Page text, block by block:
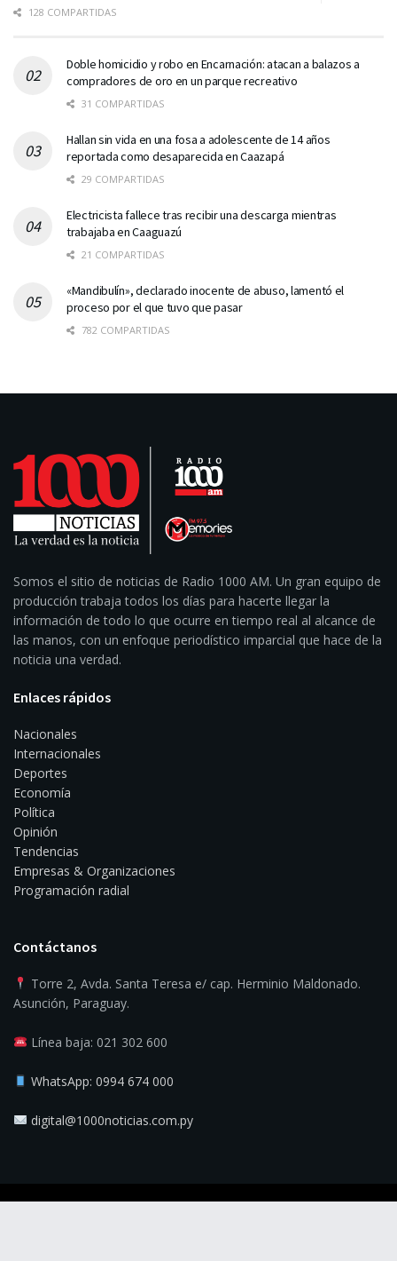
128 COMPARTIDAS
Doble homicidio y robo en Encarnación: atacan a balazos a
compradores de oro en un parque recreativo
31 COMPARTIDAS
Hallan sin vida en una fosa a adolescente de 14 años
reportada como desaparecida en Caazapá
29 COMPARTIDAS
Electricista fallece tras recibir una descarga mientras
trabajaba en Caaguazú
21 COMPARTIDAS
«Mandibulín», declarado inocente de abuso, lamentó el
proceso por el que tuvo que pasar
782 COMPARTIDAS
Somos el sitio de noticias de Radio 1000 AM. Un gran equipo de
producción trabaja todos los días para hacerte llegar la
información de todo lo que ocurre en tiempo real al alcance de
las manos, con un enfoque periodístico imparcial que hace de la
noticia una verdad.
Enlaces rápidos
Nacionales
Internacionales
Deportes
Economía
Política
Opinión
Tendencias
Empresas & Organizaciones
Programación radial
Contáctanos
Torre 2, Avda. Santa Teresa e/ cap. Herminio Maldonado.
Asunción, Paraguay.
Línea baja: 021 302 600
WhatsApp: 0994 674 000
digital@1000noticias.com.py